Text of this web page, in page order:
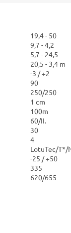
19,4 - 50
9,7 - 4,2
5,7 - 24,5
20,5 - 3,4 m
-3 / +2
90
250/250
1 cm
100m
60/II.
30
4
LotuTec/T*/
-25 / +50
335
620/655